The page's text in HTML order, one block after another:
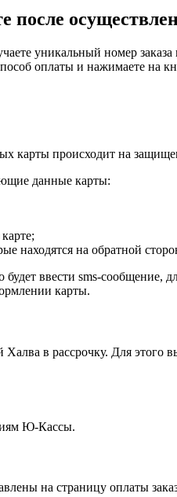
после
уникальный номер
оплаты и нажимаете на
карты происходит на
данные карты:
находятся на обратной
ввести sms-
карты.
Халва в рассрочку. Для
Ю-Кассы.
на страницу оплаты